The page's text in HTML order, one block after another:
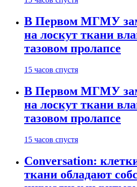
В Первом МГМУ
на лоскут ткани
тазовом пролапсе
15 часов спустя
В Первом МГМУ
на лоскут ткани
тазовом пролапсе
15 часов спустя
Conversation:
ткани обладают